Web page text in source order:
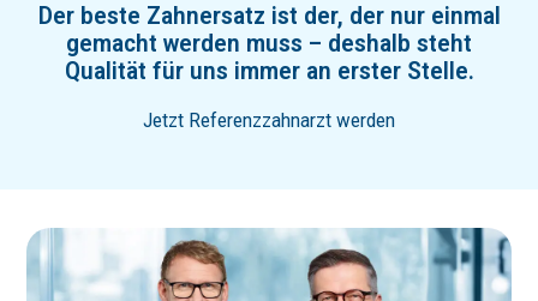
Der beste Zahnersatz ist der, der nur einmal
gemacht werden muss – deshalb steht
Qualität für uns immer an erster Stelle.
Jetzt Referenzzahnarzt werden